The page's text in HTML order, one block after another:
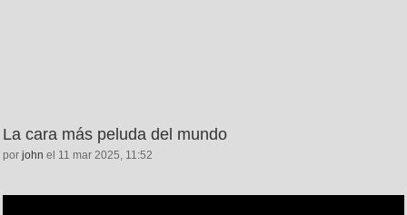
La cara más peluda del mundo
por john el 11 mar 2025, 11:52